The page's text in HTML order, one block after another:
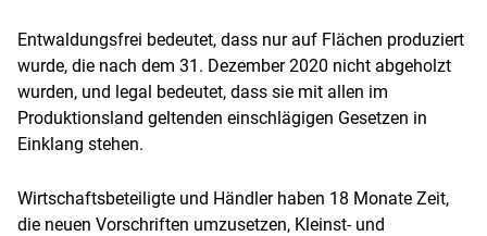
Entwaldungsfrei bedeutet, dass nur auf Flächen produziert
wurde, die nach dem 31. Dezember 2020 nicht abgeholzt
wurden, und legal bedeutet, dass sie mit allen im
Produktionsland geltenden einschlägigen Gesetzen in
Einklang stehen.
Wirtschaftsbeteiligte und Händler haben 18 Monate Zeit,
die neuen Vorschriften umzusetzen, Kleinst- und